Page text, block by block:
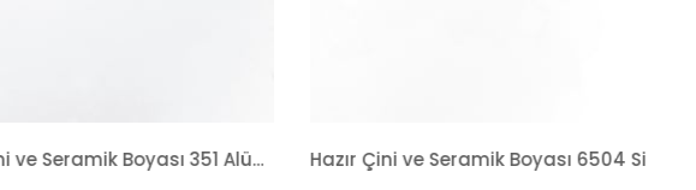
Hazır Çini ve Seramik Boyası 351 Alümina Mavi Hazır Çini ve Seramik Boyası 6504 Siyah Tahrir Sırlama Fırçası